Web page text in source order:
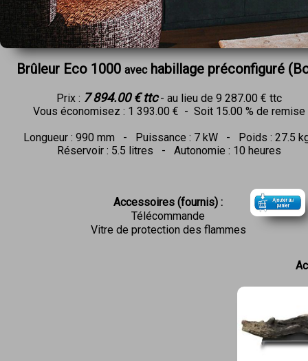
Brûleur Eco 1000avechabillage préconfiguré
Prix : 7 894.00 € ttc- au lieu de 9 287.00 € ttc
Vous économisez : 1 393.00 € - Soit 15.00 % de remise
Longueur : 990 mm - Puissance : 7 kW - Poids : 27.5
Réservoir : 5.5 litres - Autonomie : 10 heures
Accessoires (fournis) :
Télécommande
Vitre de protection des flammes